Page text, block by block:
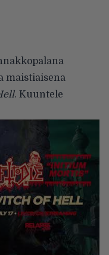
maistiaisena
. Kuuntele